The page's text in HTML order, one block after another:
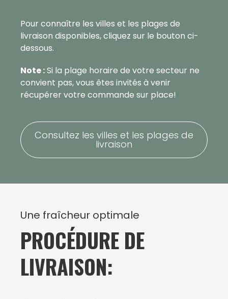
Pour connaître les villes et les plages de
livraison disponibles, cliquez sur le bouton ci-
dessous.
Note :Si la plage horaire de votre secteur ne
convient pas, vous êtes invités à venir
récupérer votre commande sur place!
Consultez les villes et les plages de
livraison
Une fraîcheur optimale
PROCÉDURE DE
LIVRAISON: